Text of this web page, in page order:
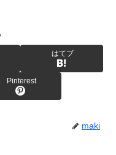
はてブ
Pinterest
maki